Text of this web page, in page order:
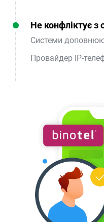
Не конфліктує з
Системи
Провайдер IP-